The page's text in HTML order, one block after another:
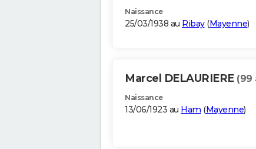
Naissance
25/03/1938 au Ribay(Mayenne)
Marcel DELAURIERE (99
Naissance
13/06/1923 au Ham (Mayenne)